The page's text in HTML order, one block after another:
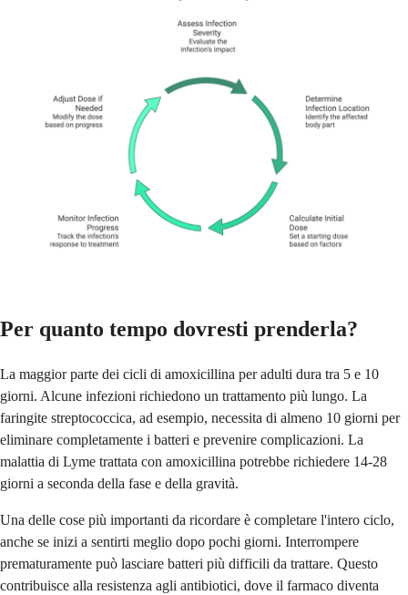
Per quanto tempo dovresti prenderla?
La maggior parte dei cicli di amoxicillina per adulti dura tra 5 e 10
giorni. Alcune infezioni richiedono un trattamento più lungo. La
faringite streptococcica, ad esempio, necessita di almeno 10 giorni per
eliminare completamente i batteri e prevenire complicazioni. La
malattia di Lyme trattata con amoxicillina potrebbe richiedere 14-28
giorni a seconda della fase e della gravità.
Una delle cose più importanti da ricordare è completare l'intero ciclo,
anche se inizi a sentirti meglio dopo pochi giorni. Interrompere
prematuramente può lasciare batteri più difficili da trattare. Questo
contribuisce alla resistenza agli antibiotici, dove il farmaco diventa